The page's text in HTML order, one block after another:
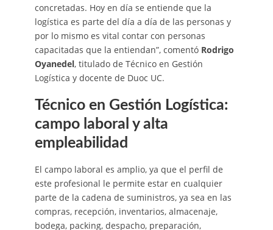
concretadas. Hoy en día se entiende que la
logística es parte del día a día de las personas y
por lo mismo es vital contar con personas
capacitadas que la entiendan”, comentó Rodrigo
Oyanedel, titulado de Técnico en Gestión
Logística y docente de Duoc UC.
Técnico en Gestión Logística:
campo laboral y alta
empleabilidad
El campo laboral es amplio, ya que el perfil de
este profesional le permite estar en cualquier
parte de la cadena de suministros, ya sea en las
compras, recepción, inventarios, almacenaje,
bodega, packing, despacho, preparación,